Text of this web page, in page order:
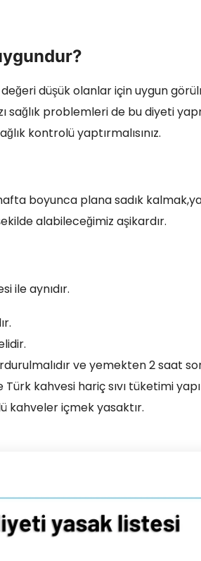
düşük olanlar için uygun
sağlık problemleri de bu diyeti
kontrolü yaptırmalısınız.
boyunca plana sadık
alabileceğimiz aşikardır.
ile aynıdır.
ve yemekten 2 saat
kahvesi hariç sıvı tüketimi
kahveler içmek yasaktır.